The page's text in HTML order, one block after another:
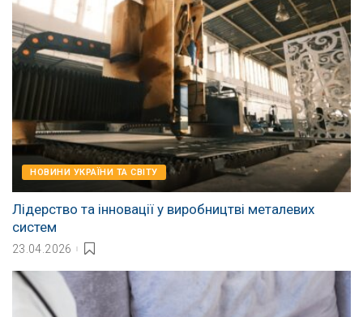
НОВИНИ УКРАЇНИ ТА СВІТУ
Лідерство та інновації у виробництві металевих
систем
23.04.2026